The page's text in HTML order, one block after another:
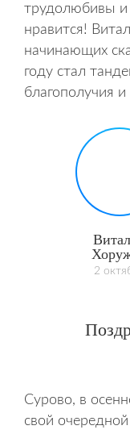
трудолюбивы и
нравится!
начинающих
году стал
благополучия
2
Сурово, в
свой